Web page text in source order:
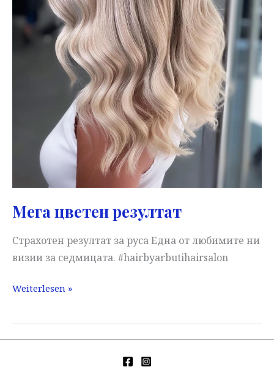
Мега цветен резултат
Страхотен резултат за руса Една от любимите ни
визии за седмицата. #hairbyarbutihairsalon
Мега
резултат
Weiterlesen »